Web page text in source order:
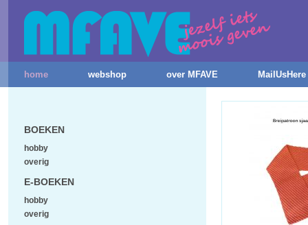
home webshop over MFAVE MailUsHere
BOEKEN
hobby
overig
E-BOEKEN
hobby
overig